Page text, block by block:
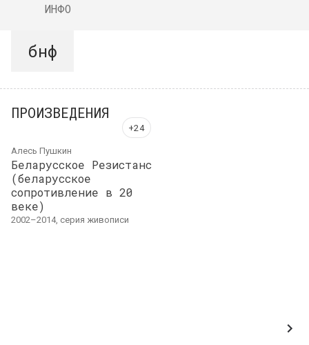
ИНФО
бнф
ПРОИЗВЕДЕНИЯ
Алесь Пушкин
Беларусское Резистанс
(беларусское
сопротивление в 20
веке)
2002–2014, серия живописи